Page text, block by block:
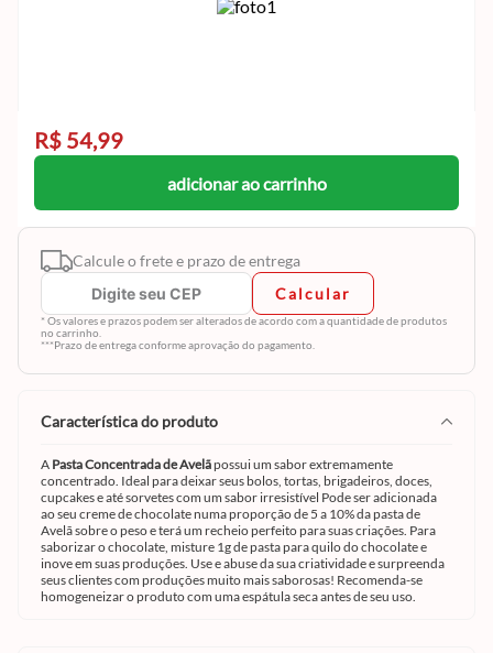
R$ 54,99
adicionar ao carrinho
Calcule o frete e prazo de entrega
Calcular
* Os valores e prazos podem ser alterados de acordo com a quantidade de produtos
no carrinho.
***Prazo de entrega conforme aprovação do pagamento.
característica do produto
A Pasta Concentrada de Avelãpossui um sabor extremamente
concentrado. Ideal para deixar seus bolos, tortas, brigadeiros, doces,
cupcakes e até sorvetes com um sabor irresistível Pode ser adicionada
ao seu creme de chocolate numa proporção de 5 a 10% da pasta de
Avelã sobre o peso e terá um recheio perfeito para suas criações. Para
saborizar o chocolate, misture 1g de pasta para quilo do chocolate e
inove em suas produções. Use e abuse da sua criatividade e surpreenda
seus clientes com produções muito mais saborosas! Recomenda-se
homogeneizar o produto com uma espátula seca antes de seu uso.